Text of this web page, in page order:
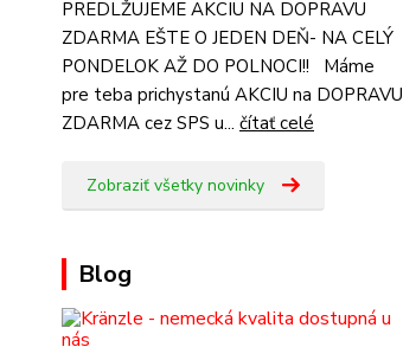
PREDLŽUJEME AKCIU NA DOPRAVU
ZDARMA EŠTE O JEDEN DEŇ- NA CELÝ
PONDELOK AŽ DO POLNOCI!! Máme
pre teba prichystanú AKCIU na DOPRAVU
ZDARMA cez SPS u... čítať celé
Zobraziť všetky novinky
Blog